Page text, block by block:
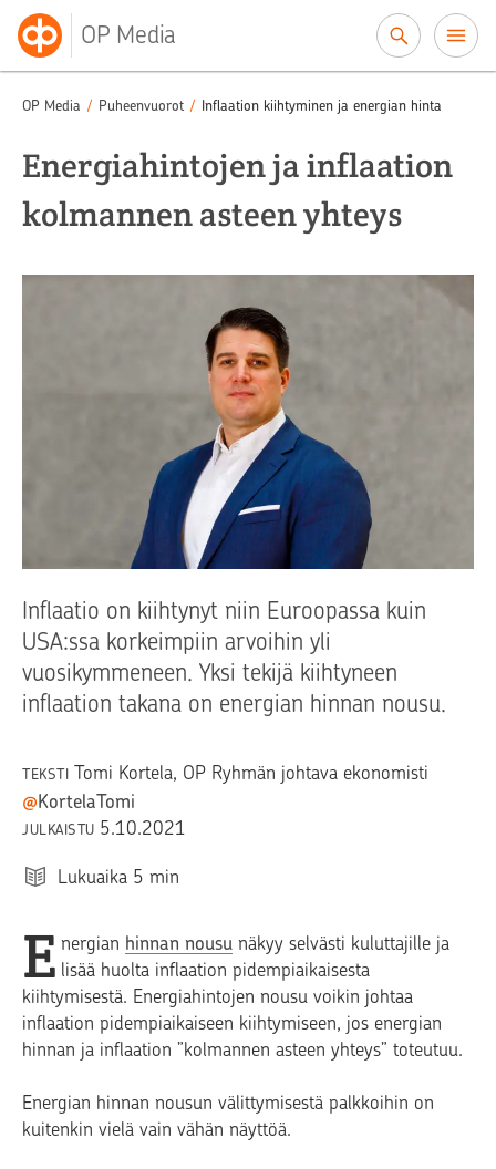
OP Media
OP Media / Puheenvuorot / Inflaation kiihtyminen ja energian hinta
Energiahintojen ja inflaation
kolmannen asteen yhteys
Inflaatio on kiihtynyt niin Euroopassa kuin
USA:ssa korkeimpiin arvoihin yli
vuosikymmeneen. Yksi tekijä kiihtyneen
inflaation takana on energian hinnan nousu.
TEKSTI Tomi Kortela, OP Ryhmän johtava ekonomisti
@KortelaTomi
JULKAISTU 5.10.2021
Lukuaika 5 min
E nergian hinnan nousu näkyy selvästi kuluttajille ja
lisää huolta inflaation pidempiaikaisesta
kiihtymisestä. Energiahintojen nousu voikin johtaa
inflaation pidempiaikaiseen kiihtymiseen, jos energian
hinnan ja inflaation ”kolmannen asteen yhteys” toteutuu.
Energian hinnan nousun välittymisestä palkkoihin on
kuitenkin vielä vain vähän näyttöä.